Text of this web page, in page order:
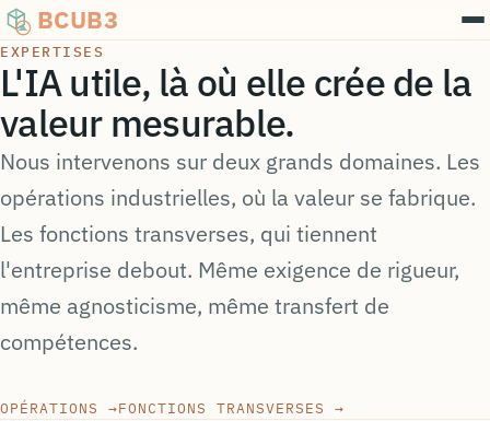
BCUB3
EXPERTISES
L'IA utile, là où elle crée de la
valeur mesurable.
Nous intervenons sur deux grands domaines. Les
opérations industrielles, où la valeur se fabrique.
Les fonctions transverses, qui tiennent
l'entreprise debout. Même exigence de rigueur,
même agnosticisme, même transfert de
compétences.
OPÉRATIONS →FONCTIONS TRANSVERSES →